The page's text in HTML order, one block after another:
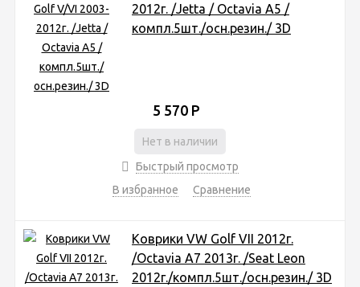
2012г. /Jetta / Octavia A5 /
компл.5шт./осн.резин./ 3D
5 570 Р
Нет в наличии
Быстрый просмотр
В избранное
Сравнение
Коврики VW Golf VII 2012г.
/Octavia A7 2013г. /Seat Leon
2012г./компл.5шт./осн.резин./ 3D